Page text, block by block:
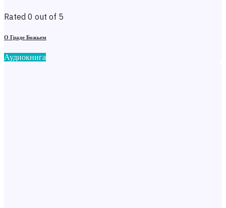
Rated 0 out of 5
О Граде Божьем
Аудиокнига